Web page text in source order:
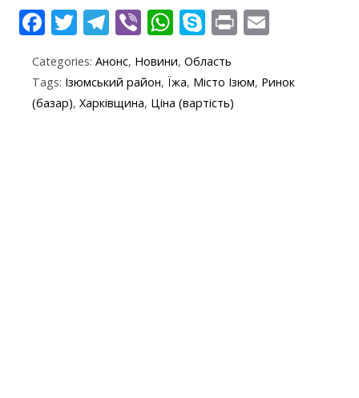
F
e
b
T
itt
er
T
e
gr
Vi
er
W
at
s
S
y
p
Pr
t ai
Categories: Анонс, Новини, Область
Tags: Ізюмський район, Їжа, Місто Ізюм, Ринок
(базар), Харківщина, Ціна (вартість)